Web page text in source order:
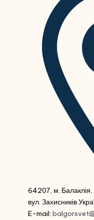
64207, м. Балаклія,
вул. Захисників
E-mail: